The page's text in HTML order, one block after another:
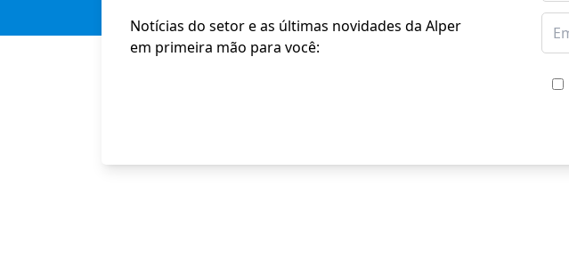
Notícias do setor e as últimas novidades da Alper
em primeira mão para você: